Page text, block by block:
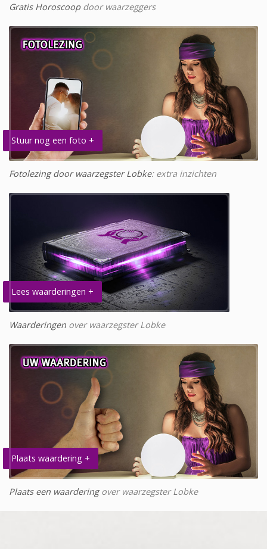
Gratis Horoscoopdoor waarzeggers
Stuur nog een foto +
Fotolezing door waarzegster Lobke: extra inzichten
Lees waarderingen +
Waarderingen over waarzegster Lobke
Plaats waardering +
Plaats een waarderingover waarzegster Lobke